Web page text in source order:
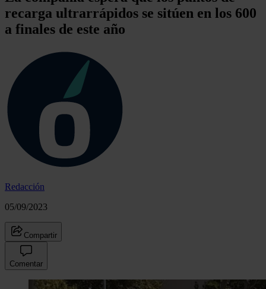
recarga ultrarrápidos se sitúen en los 600
a finales de este año
Redacción
05/09/2023
Compartir
Comentar